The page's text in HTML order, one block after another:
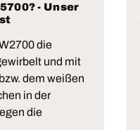
- Unser
die
und mit
dem weißen
in der
die